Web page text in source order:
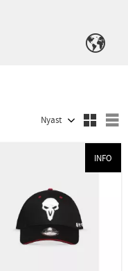
INFO